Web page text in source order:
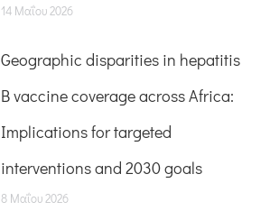
14 Μαΐου 2026
Geographic disparities in hepatitis
B vaccine coverage across Africa:
Implications for targeted
interventions and 2030 goals
8 Μαΐου 2026